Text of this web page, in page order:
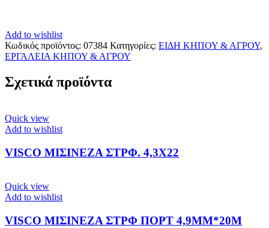
Add to wishlist
Κωδικός προϊόντος: 07384 Κατηγορίες: ΕΙΔΗ ΚΗΠΟΥ & ΑΓΡΟΥ,
ΕΡΓΑΛΕΙΑ ΚΗΠΟΥ & ΑΓΡΟΥ
Σχετικά προϊόντα
Quick view
Add to wishlist
VISCO ΜΙΣΙΝΕΖΑ ΣΤΡΦ. 4,3Χ22
Quick view
Add to wishlist
VISCO ΜΙΣΙΝΕΖΑ ΣΤΡΦ ΠΟΡΤ 4,9ΜΜ*20Μ